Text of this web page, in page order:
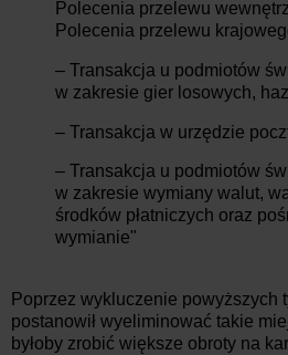
Polecenia przelewu
Polecenia przelewu
– Transakcja u podmiotów
w zakresie gier losowych,
– Transakcja w urzędzie
– Transakcja u podmiotów
w zakresie wymiany walut,
środków płatniczych oraz
wymianie"
Poprzez wykluczenie powyższych
postanowił wyeliminować takie
byłoby zrobić większe obroty na